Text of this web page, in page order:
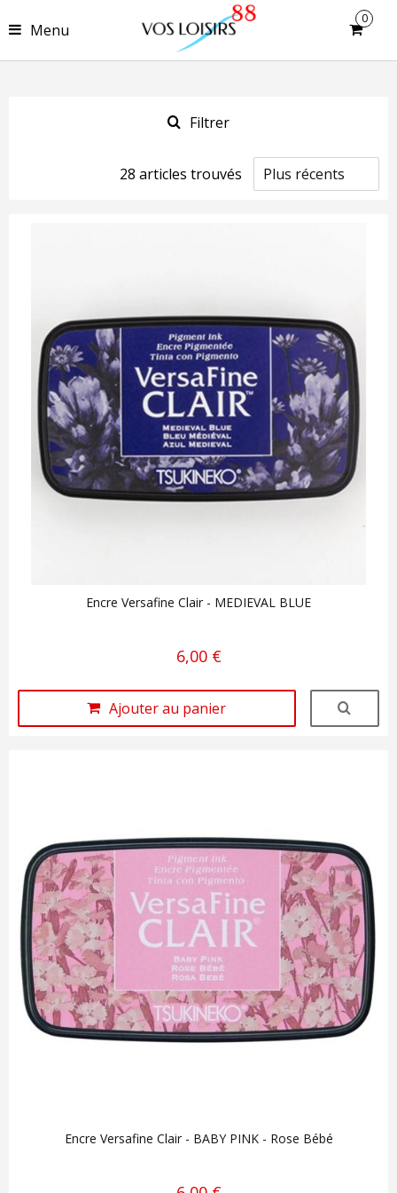
Menu
0
Filtrer
28 articles trouvés
Encre Versafine Clair - MEDIEVAL BLUE
6,00 €
Ajouter au panier
Encre Versafine Clair - BABY PINK - Rose Bébé